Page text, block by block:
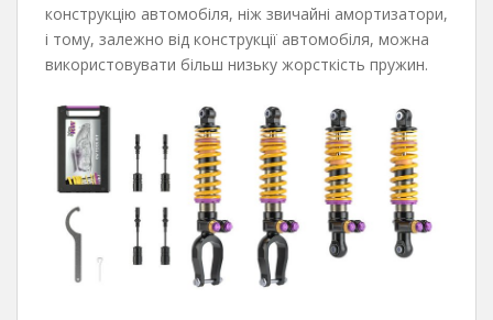
конструкцію автомобіля, ніж звичайні амортизатори,
і тому, залежно від конструкції автомобіля, можна
використовувати більш низьку жорсткість пружин.